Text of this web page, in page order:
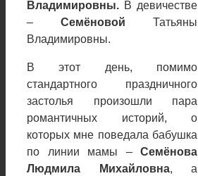
Владимировны. В девичестве
–Семёновой Татьяны
Владимировны.
В этот день, помимо
стандартного праздничного
застолья произошли пара
романтичных историй, о
которых мне поведала бабушка
по линии мамы –Семёнова
Людмила Михайловна, а